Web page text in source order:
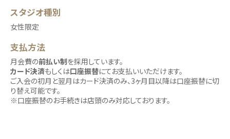
スタジオ種別
女性限定
支払方法
月会費の前払い制を採用しています。
カード決済もしくは口座振替にてお支払いいただけます。
ご入会の初月と翌月はカード決済のみ、3ヶ月目以降は口座振替に切
り替え可能です。
※口座振替のお手続きは店頭のみ対応しております。